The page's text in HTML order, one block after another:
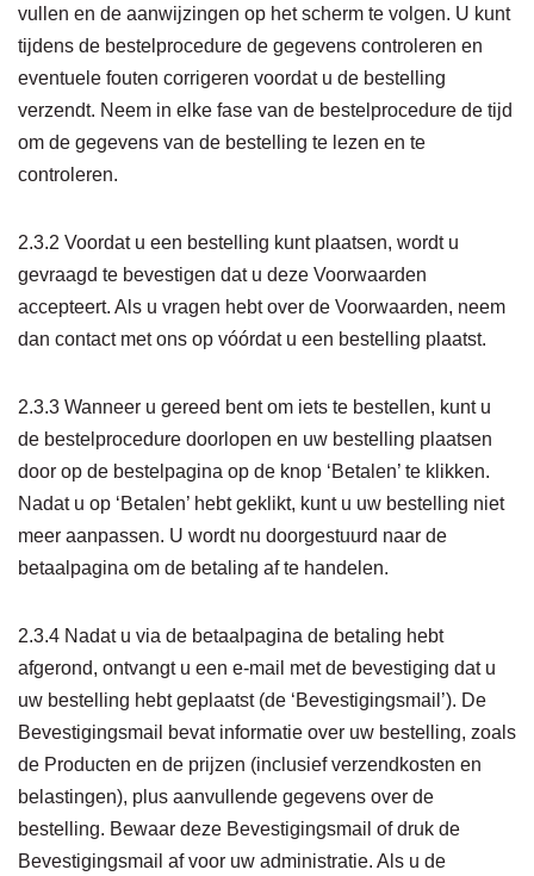
vullen en de aanwijzingen op het scherm te volgen. U kunt
tijdens de bestelprocedure de gegevens controleren en
eventuele fouten corrigeren voordat u de bestelling
verzendt. Neem in elke fase van de bestelprocedure de tijd
om de gegevens van de bestelling te lezen en te
controleren.
2.3.2 Voordat u een bestelling kunt plaatsen, wordt u
gevraagd te bevestigen dat u deze Voorwaarden
accepteert. Als u vragen hebt over de Voorwaarden, neem
dan contact met ons op vóórdat u een bestelling plaatst.
2.3.3 Wanneer u gereed bent om iets te bestellen, kunt u
de bestelprocedure doorlopen en uw bestelling plaatsen
door op de bestelpagina op de knop ‘Betalen’ te klikken.
Nadat u op ‘Betalen’ hebt geklikt, kunt u uw bestelling niet
meer aanpassen. U wordt nu doorgestuurd naar de
betaalpagina om de betaling af te handelen.
2.3.4 Nadat u via de betaalpagina de betaling hebt
afgerond, ontvangt u een e-mail met de bevestiging dat u
uw bestelling hebt geplaatst (de ‘Bevestigingsmail’). De
Bevestigingsmail bevat informatie over uw bestelling, zoals
de Producten en de prijzen (inclusief verzendkosten en
belastingen), plus aanvullende gegevens over de
bestelling. Bewaar deze Bevestigingsmail of druk de
Bevestigingsmail af voor uw administratie. Als u de